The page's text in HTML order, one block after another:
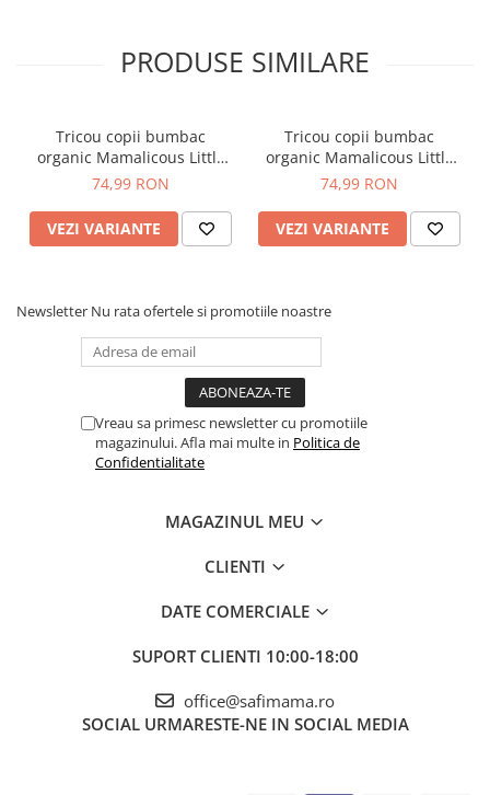
PRODUSE SIMILARE
Tricou copii bumbac
organic Mamalicous Little
Anora
74,99 RON
VEZI VARIANTE
Tricou copii bumbac
organic Mamalicous Little
Lucca
74,99 RON
VEZI VARIANTE
Newsletter Nu rata ofertele si promotiile noastre
Vreau sa primesc newsletter cu promotiile
magazinului. Afla mai multe in Politica de
Confidentialitate
MAGAZINUL MEU
CLIENTI
DATE COMERCIALE
SUPORT CLIENTI 10:00-18:00
office@safimama.ro
SOCIAL URMARESTE-NE IN SOCIAL MEDIA